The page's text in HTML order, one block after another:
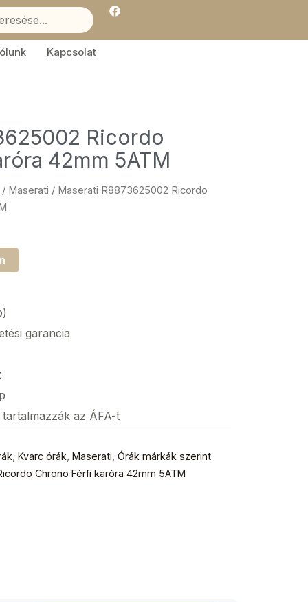
F
a
e
Kapcsolat
Ricordo
42mm 5ATM
/ Maserati / Maserati R8873625002 Ricordo
garancia
az ÁFA-t
Kvarc órák Maserati Órák márkák szerint
Chrono Férfi karóra 42mm 5ATM